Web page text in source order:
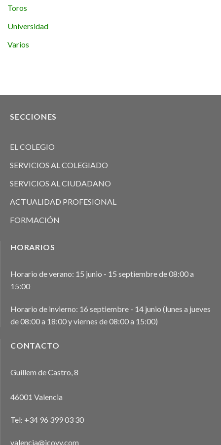
Toros
Universidad
Varios
SECCIONES
EL COLEGIO
SERVICIOS AL COLEGIADO
SERVICIOS AL CIUDADANO
ACTUALIDAD PROFESIONAL
FORMACIÓN
HORARIOS
Horario de verano: 15 junio - 15 septiembre de 08:00 a
15:00
Horario de invierno: 16 septiembre - 14 junio (lunes a jueves
de 08:00 a 18:00 y viernes de 08:00 a 15:00)
CONTACTO
Guillem de Castro, 8
46001 Valencia
Tel: +34 96 399 03 30
valencia@icovv.com